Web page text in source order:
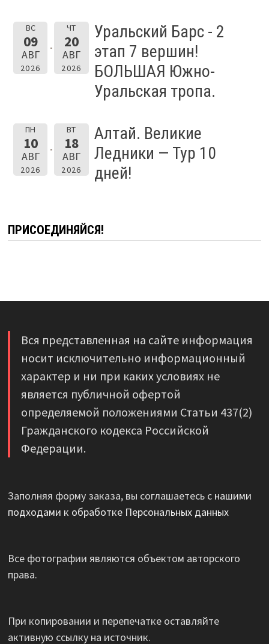
ВС
09
АВГ
2026
ЧТ
20
АВГ
2026
Уральский Барс - 2
этап 7 вершин!
БОЛЬШАЯ Южно-
Уральская тропа.
ПН
10
АВГ
2026
ВТ
18
АВГ
2026
Алтай. Великие
Ледники — Тур 10
дней!
ПРИСОЕДИНЯЙСЯ!
Вся представленная на сайте информация
носит исключительно информационный
характер и ни при каких условиях не
является публичной офертой
определяемой положениями Статьи 437(2)
Гражданского кодекса Российской
Федерации.
Заполняя форму заказа, вы соглашаетесь с нашими
подходами к обработке Персональных данных
Все фотографии являются объектом авторского
права.
При копировании и перепечатке оставляйте
активную ссылку на источник.